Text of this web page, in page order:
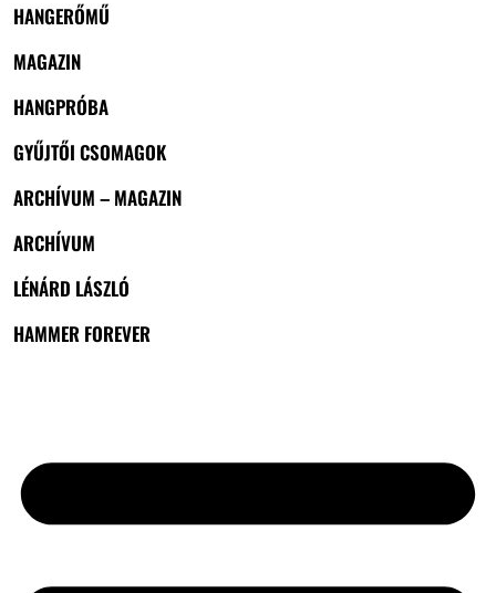
HANGERŐMŰ
MAGAZIN
HANGPRÓBA
GYŰJTŐI CSOMAGOK
ARCHÍVUM – MAGAZIN
ARCHÍVUM
LÉNÁRD LÁSZLÓ
HAMMER FOREVER